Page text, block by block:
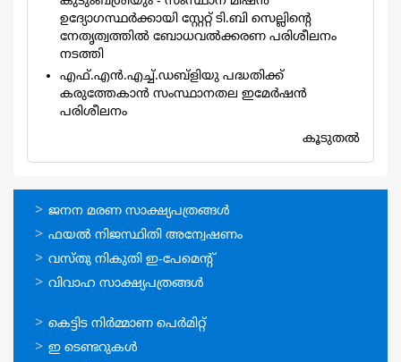
ഉദ്യോഗസ്ഥര്‍ക്കായി സ്റ്റേറ്റ് ടി.ബി സെല്ലിന്‍റെ
നേതൃത്വത്തില്‍ ബോധവല്‍ക്കരണ പരിശീലനം
നടത്തി
എഫ്.എന്‍.എച്ച്.ഡബ്ളിയു പദ്ധതിക്ക്
കരുത്തേകാന്‍ സംസ്ഥാനതല ഇമേര്‍ഷന്‍
പരിശീലനം
കൂടുതല്‍
ഓണ്‍ലൈന്‍
സേവനങ്ങള്‍
ജനന മരണ സാക്ഷ്യപത്രങ്ങള്‍
ഫയല്‍ നിജസ്ഥിതി അന്വേഷണം
വസ്തു നികുതി ഇ-പേമെന്റ്
വിവാഹ സാക്ഷ്യപത്രങ്ങള്‍
ഓണ്‍ലൈന്‍
സേവനങ്ങള്‍
കെട്ടിട നിര്‍മ്മാണ പെര്‍മിറ്റ്‌
ഇ ടെണ്ടറുകള്‍